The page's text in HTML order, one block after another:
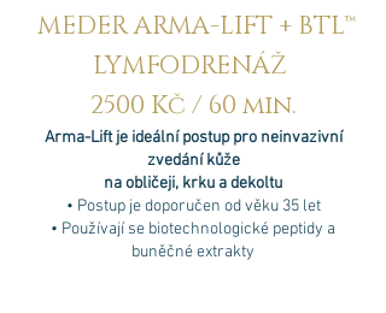
MEDER ARMA-LIFT + BTL™
LYMFODRENÁŽ
2500 Kč / 60 min.
Arma-Lift je ideální postup pro neinvazivní
zvedání kůže
na obličeji, krku a dekoltu
• Postup je doporučen od věku 35 let
• Používají se biotechnologické peptidy a
buněčné extrakty